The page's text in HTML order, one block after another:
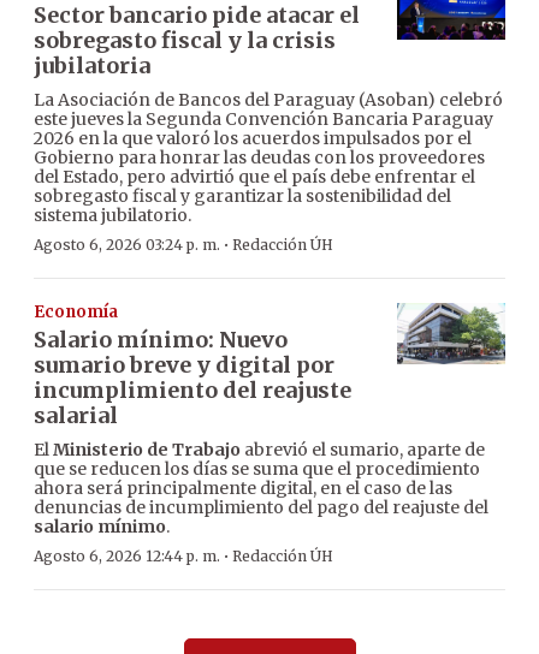
Sector bancario pide atacar el
sobregasto fiscal y la crisis
jubilatoria
La Asociación de Bancos del Paraguay (Asoban) celebró
este jueves la Segunda Convención Bancaria Paraguay
2026 en la que valoró los acuerdos impulsados por el
Gobierno para honrar las deudas con los proveedores
del Estado, pero advirtió que el país debe enfrentar el
sobregasto fiscal y garantizar la sostenibilidad del
sistema jubilatorio.
Agosto 6, 2026 03:24 p. m. · Redacción ÚH
Economía
Salario mínimo: Nuevo
sumario breve y digital por
incumplimiento del reajuste
salarial
ElMinisterio de Trabajo abrevió el sumario, aparte de
que se reducen los días se suma que el procedimiento
ahora será principalmente digital, en el caso de las
denuncias de incumplimiento del pago del reajuste del
salario mínimo.
Agosto 6, 2026 12:44 p. m. · Redacción ÚH